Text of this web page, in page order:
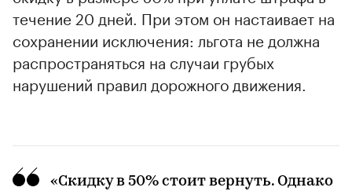
течение 20 дней. При этом он настаивает на
сохранении исключения: льгота не должна
распространяться на случаи грубых
нарушений правил дорожного движения.
«Скидку в 50% стоит вернуть. Однако